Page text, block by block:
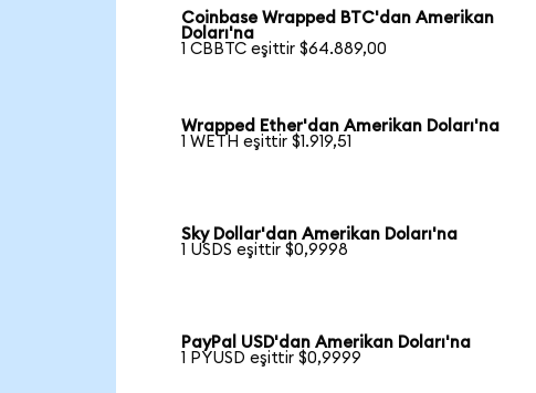
Coinbase Wrapped BTC'dan Amerikan
Doları'na
1 CBBTC eşittir $64.889,00
Wrapped Ether'dan Amerikan Doları'na
1 WETH eşittir $1.919,51
Sky Dollar'dan Amerikan Doları'na
1 USDS eşittir $0,9998
PayPal USD'dan Amerikan Doları'na
1 PYUSD eşittir $0,9999